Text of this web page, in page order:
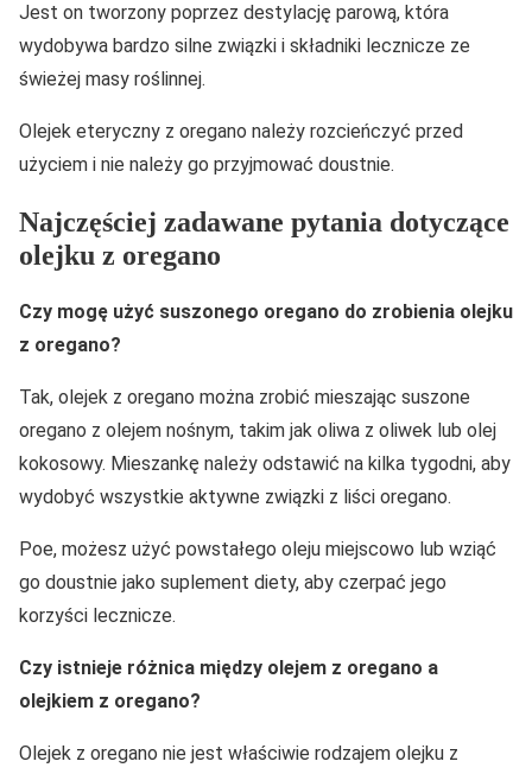
Jest on tworzony poprzez destylację parową, która
wydobywa bardzo silne związki i składniki lecznicze ze
świeżej masy roślinnej.
Olejek eteryczny z oregano należy rozcieńczyć przed
użyciem i nie należy go przyjmować doustnie.
Najczęściej zadawane pytania dotyczące
olejku z oregano
Czy mogę użyć suszonego oregano do zrobienia olejku
z oregano?
Tak, olejek z oregano można zrobić mieszając suszone
oregano z olejem nośnym, takim jak oliwa z oliwek lub olej
kokosowy. Mieszankę należy odstawić na kilka tygodni, aby
wydobyć wszystkie aktywne związki z liści oregano.
Poe, możesz użyć powstałego oleju miejscowo lub wziąć
go doustnie jako suplement diety, aby czerpać jego
korzyści lecznicze.
Czy istnieje różnica między olejem z oregano a
olejkiem z oregano?
Olejek z oregano nie jest właściwie rodzajem olejku z